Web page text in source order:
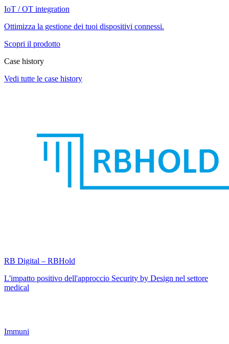
IoT / OT integration
Ottimizza la gestione dei tuoi dispositivi connessi.
Scopri il prodotto
Case history
Vedi tutte le case history
RB Digital – RBHold
L'impatto positivo dell'approccio Security by Design nel settore
medical
Immuni